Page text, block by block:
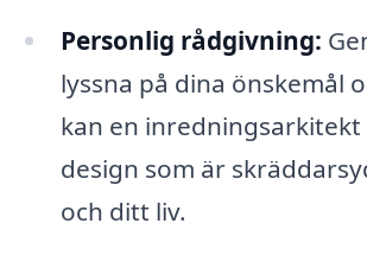
Personlig rådgivning:
lyssna på dina önskemål
kan en inredningsarkitekt
design som är
och ditt liv.